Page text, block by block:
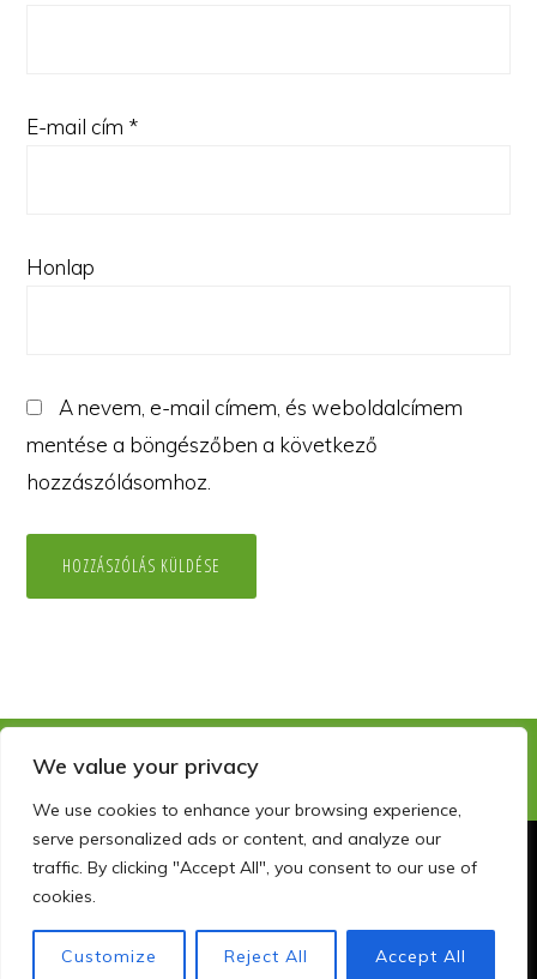
We value your privacy
We use cookies to enhance your browsing experience,
serve personalized ads or content, and analyze our
traffic. By clicking "Accept All", you consent to our use of
cookies.
Customize Reject All Accept All
E-mail cím *
Honlap
A nevem, e-mail címem, és weboldalcímem
mentése a böngészőben a következő
hozzászólásomhoz.
Copyright © 2026 · szemelyisegfejlesztocentrum.hu · info@szfc.hu
LINKEDIN